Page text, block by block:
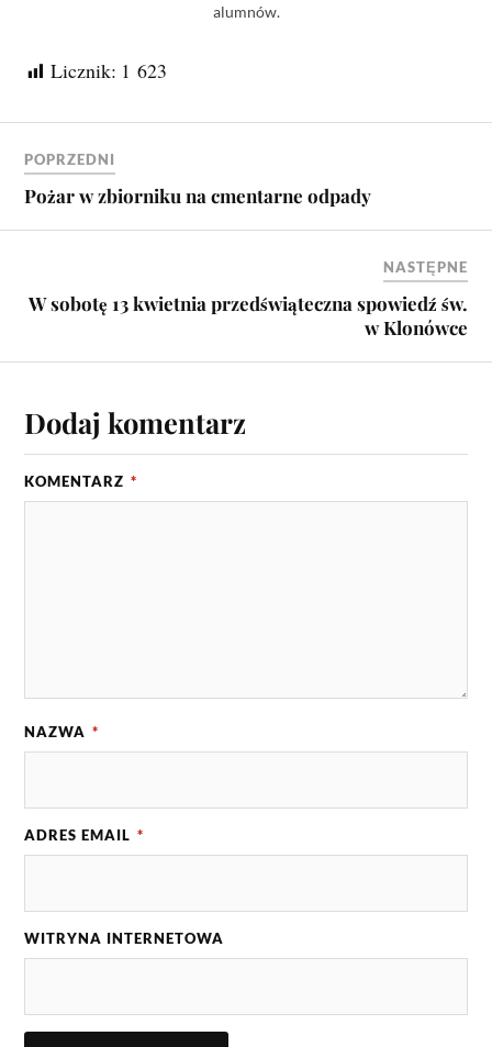
alumnów.
Licznik: 1 623
POPRZEDNI
Pożar w zbiorniku na cmentarne odpady
NASTĘPNE
W sobotę 13 kwietnia przedświąteczna spowiedź św.
w Klonówce
Dodaj komentarz
KOMENTARZ *
NAZWA *
ADRES EMAIL *
WITRYNA INTERNETOWA